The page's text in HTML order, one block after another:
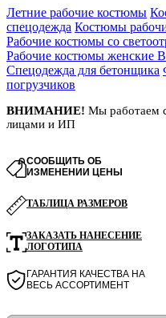
Летние рабочие костюмы
спецодежда Костюмы
Рабочие костюмы со
Рабочие костюмы женские
Спецодежда для бетонщика
погрузчиков
ВНИМАНИЕ! Мы работаем
лицами и ИП
СООБЩИТЬ ОБ
ИЗМЕНЕНИИ ЦЕНЫ
ТАБЛИЦА РАЗМЕРОВ
ЗАКАЗАТЬ НАНЕСЕНИЕ
ЛОГОТИПА
ГАРАНТИЯ КАЧЕСТВА НА
ВЕСЬ АССОРТИМЕНТ